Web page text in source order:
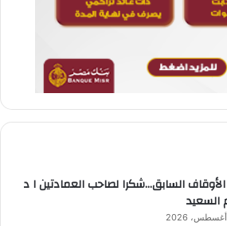
الأوقاف السابق…شكرا لصاحب العمادتين ا د
السعيد